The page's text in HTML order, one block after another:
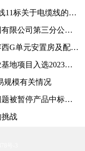
关于电缆线的询价单
线通信项目关于电线电缆的询价单
承包项目一工区关于电缆线等的询价单
2023年江苏省重大项目
规模有关情况
产品中标资格12个月
战